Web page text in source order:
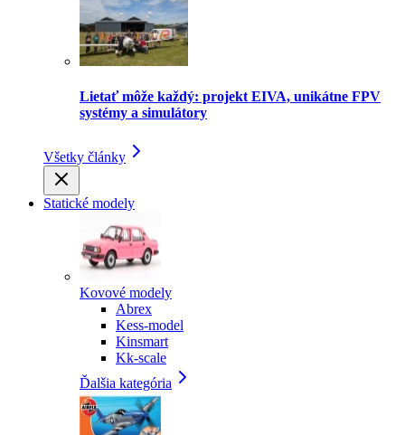
Lietať môže každý: projekt EIVA, unikátne FPV
systémy a simulátory
Všetky články
Statické modely
Kovové modely
Abrex
Kess-model
Kinsmart
Kk-scale
Ďalšia kategória